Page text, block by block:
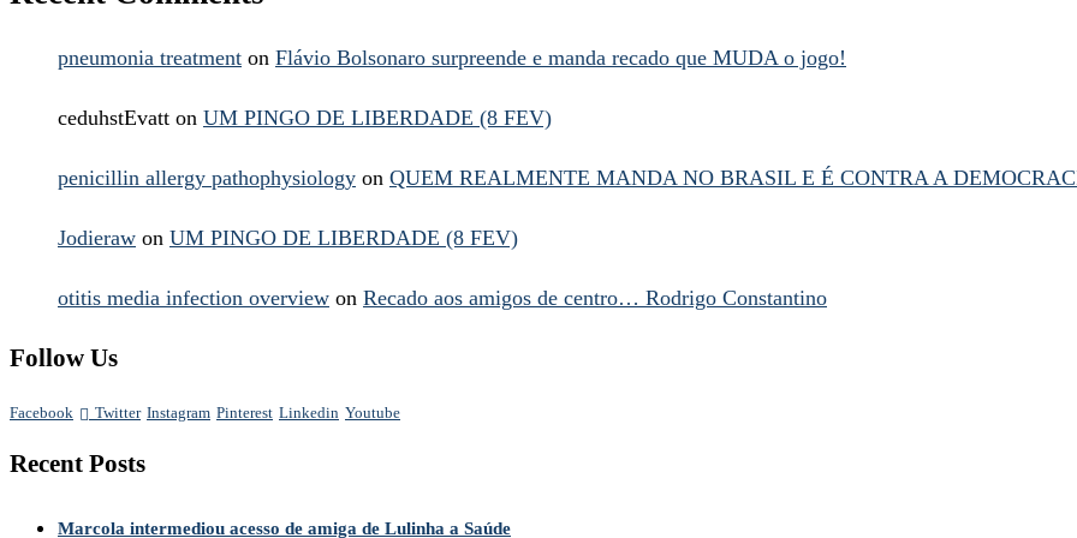
pneumonia treatment on Flávio Bolsonaro surpreende e manda recado que MUDA o jogo!
ceduhstEvatt on UM PINGO DE LIBERDADE (8 FEV)
penicillin allergy pathophysiology on QUEM REALMENTE MANDA NO BRASIL E É CONTRA A
Jodieraw on UM PINGO DE LIBERDADE (8 FEV)
otitis media infection overview on Recado aos amigos de centro… Rodrigo Constantino
Follow Us
Facebook Twitter Instagram Pinterest Linkedin Youtube
Recent Posts
Marcola intermediou acesso de amiga de Lulinha a Saúde